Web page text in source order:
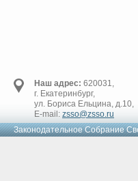
Наш адрес: 620031,
г. Екатеринбург,
ул. Бориса Ельцина, д.10,
E-mail: zsso@zsso.ru
Законодательное Cобрание